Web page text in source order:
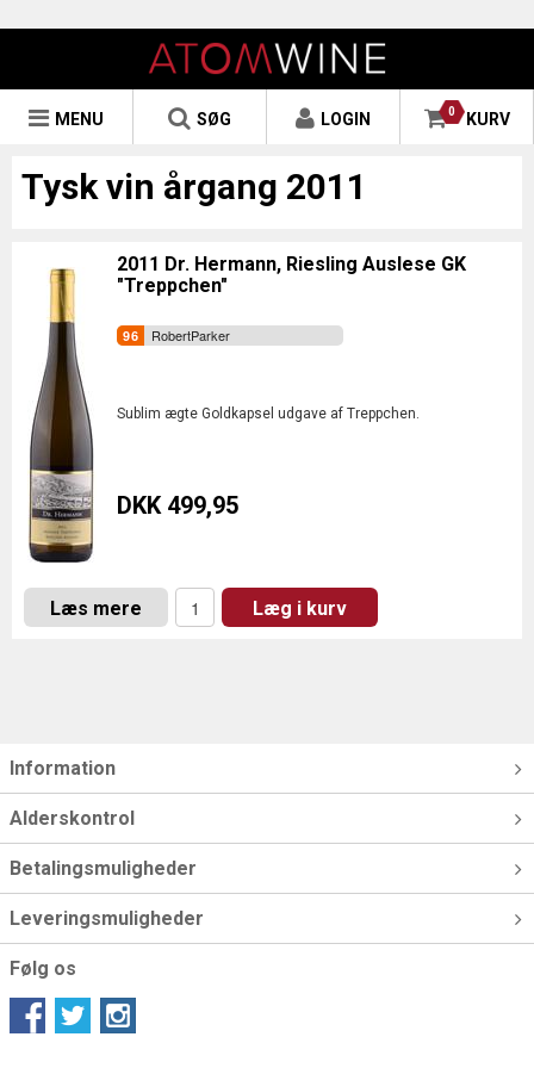
0 KURV
LOGIN
SØG
MENU
Tysk vin årgang 2011
2011 Dr. Hermann, Riesling Auslese GK
"Treppchen"
RobertParker
Sublim ægte Goldkapsel udgave af Treppchen.
DKK 499,95
Læs mere Læg i kurv
Information
Alderskontrol
Betalingsmuligheder
Leveringsmuligheder
Følg os